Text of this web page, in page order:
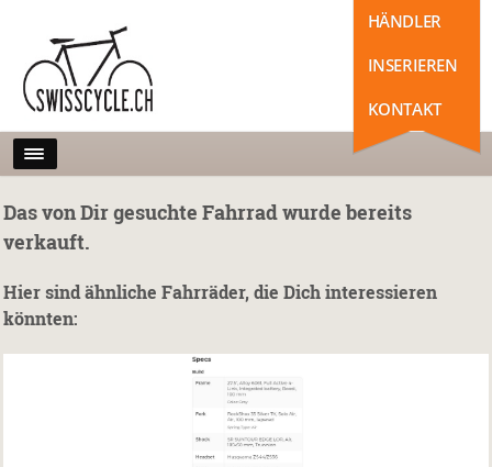
HÄNDLER
INSERIEREN
KONTAKT
Das von Dir gesuchte Fahrrad wurde bereits
verkauft.
Hier sind ähnliche Fahrräder, die Dich interessieren
könnten: